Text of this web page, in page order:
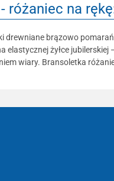
różaniec na
drewniane brązowo
elastycznej żyłce
wiary. Bransoletka